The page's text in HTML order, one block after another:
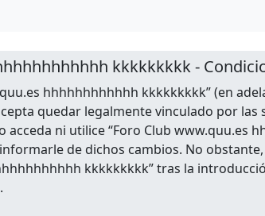
kkkkkkkkk -
hhhhhhhhhhhh kkkkkkkkk” (en
quedar legalmente vinculado por
acceda ni utilice “Foro Club
de dichos cambios. No
kkkkkkkkk” tras la